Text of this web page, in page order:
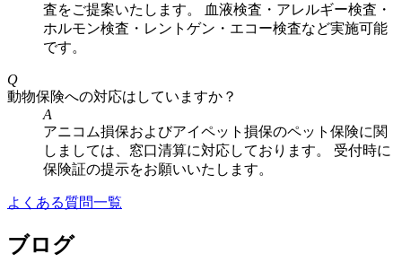
査をご提案いたします。 血液検査・アレルギー検査・
ホルモン検査・レントゲン・エコー検査など実施可能
です。
Q
動物保険への対応はしていますか？
A
アニコム損保およびアイペット損保のペット保険に関
しましては、窓口清算に対応しております。 受付時に
保険証の提示をお願いいたします。
よくある質問一覧
ブログ